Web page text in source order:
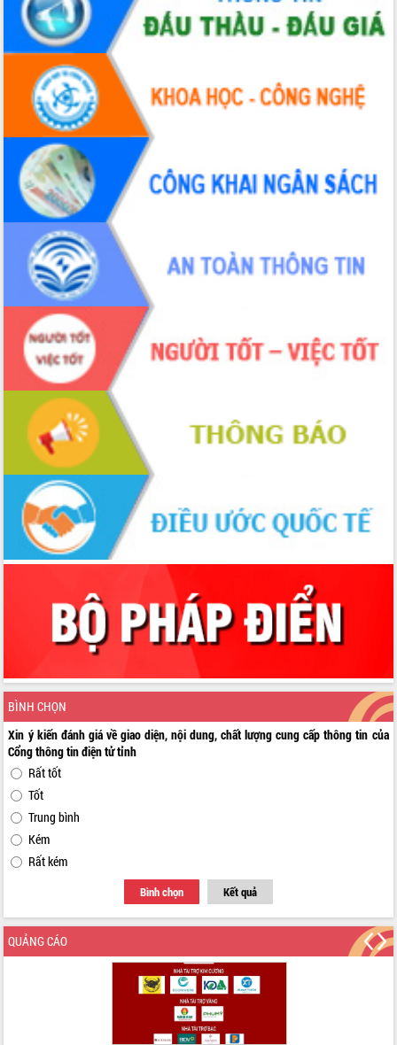
BÌNH CHỌN
Xin ý kiến đánh giá về giao diện, nội dung, chất lượng cung cấp thông tin của
Cổng thông tin điện tử tỉnh
Rất tốt
Tốt
Trung bình
Kém
Rất kém
Bình chọn Kết quả
QUẢNG CÁO